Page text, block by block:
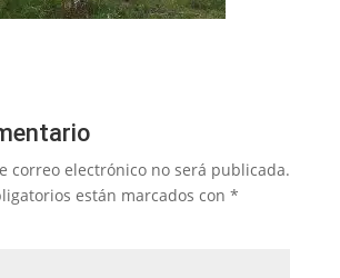
correo electrónico no será publicada.
están marcados con *